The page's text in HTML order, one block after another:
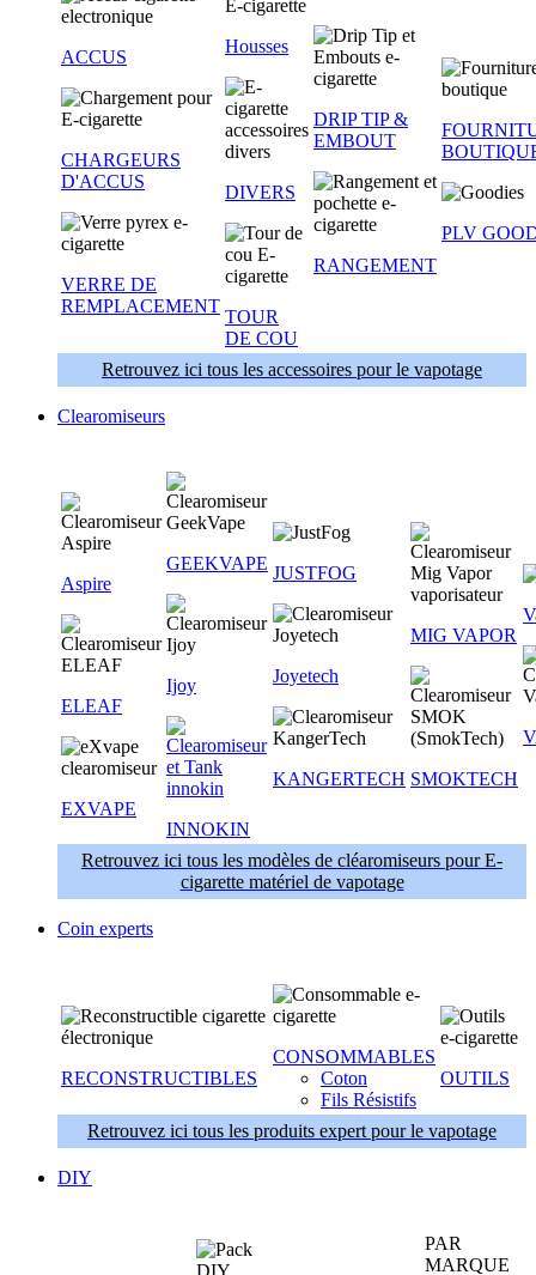
ACCUS
CHARGEURS
D'ACCUS
VERRE DE
REMPLACEMENT
Housses
DIVERS
TOUR
DE COU
DRIP TIP &
EMBOUT
RANGEMENT
PLV
Retrouvez ici tous les accessoires pour le vapotage
Clearomiseurs
Aspire
ELEAF
EXVAPE
GEEKVAPE
Ijoy
INNOKIN
JUSTFOG
Joyetech
KANGERTECH
MIG VAPOR
SMOKTECH
Retrouvez ici tous les modèles de cléaromiseurs pour E-
cigarette matériel de vapotage
Coin experts
RECONSTRUCTIBLES
CONSOMMABLES
Coton
Fils Résistifs
OUTILS
Retrouvez ici tous les produits expert pour le vapotage
DIY
PAR
MARQUE